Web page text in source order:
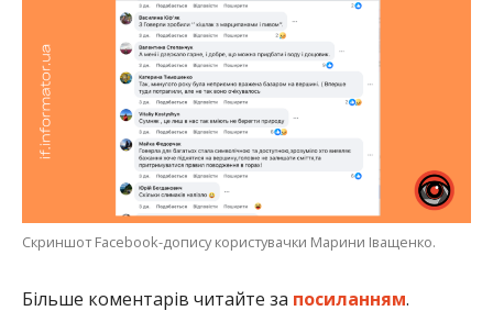
Скриншот Facebook-допису користувачки Марини Іващенко.
Більше коментарів читайте за посиланням.